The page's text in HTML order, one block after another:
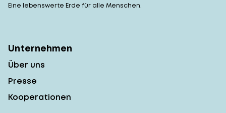
Eine lebenswerte Erde für alle Menschen.
Unternehmen
Über uns
Presse
Kooperationen